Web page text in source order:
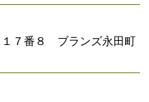
１７番８ ブランズ永田町